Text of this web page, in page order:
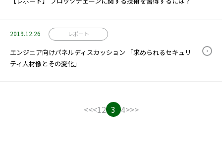
2019.12.26 レポート
エンジニア向けパネルディスカッション 「求められるセキュリ
ティ人材像とその変化」
<<<12 3 4>>>